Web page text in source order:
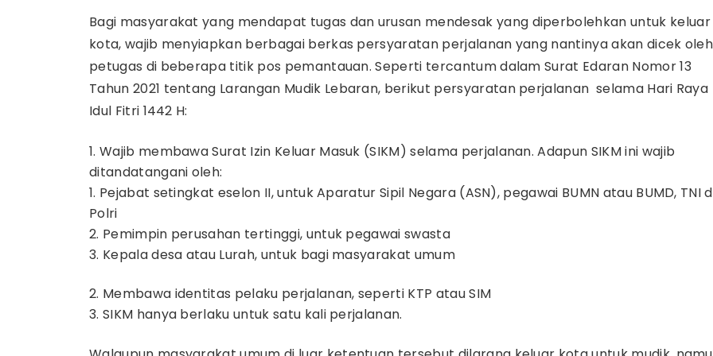
Bagi masyarakat yang mendapat tugas dan urusan mendesak yang diperbolehkan untuk keluar
kota, wajib menyiapkan berbagai berkas persyaratan perjalanan yang nantinya akan dicek oleh
petugas di beberapa titik pos pemantauan. Seperti tercantum dalam Surat Edaran Nomor 13
Tahun 2021 tentang Larangan Mudik Lebaran, berikut persyaratan perjalanan selama Hari Raya
Idul Fitri 1442 H:
Wajib membawa Surat Izin Keluar Masuk (SIKM) selama perjalanan. Adapun SIKM ini wajib
ditandatangani oleh:
Pejabat setingkat eselon II, untuk Aparatur Sipil Negara (ASN), pegawai BUMN atau BUMD, TNI
Polri
Pemimpin perusahan tertinggi, untuk pegawai swasta
Kepala desa atau Lurah, untuk bagi masyarakat umum
Membawa identitas pelaku perjalanan, seperti KTP atau SIM
SIKM hanya berlaku untuk satu kali perjalanan.